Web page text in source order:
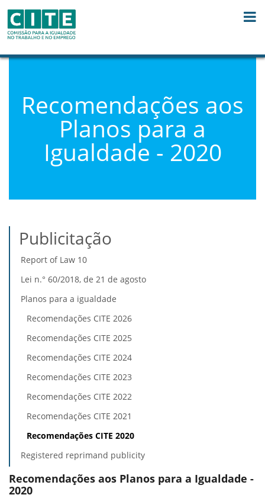
Recomendações aos
Planos para a
Igualdade - 2020
Publicitação
Report of Law 10
Lei n.° 60/2018, de 21 de agosto
Planos para a igualdade
Recomendações CITE 2026
Recomendações CITE 2025
Recomendações CITE 2024
Recomendações CITE 2023
Recomendações CITE 2022
Recomendações CITE 2021
Recomendações CITE 2020
Registered reprimand publicity
Recomendações aos Planos para a Igualdade -
2020